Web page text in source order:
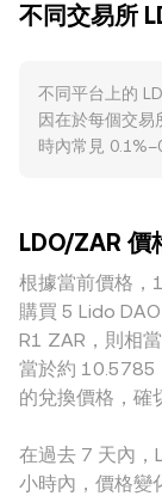
走勢上對比特幣
押的規範討論、
服務提供者的許
度與 LDO 的可
魚流向），都會
的即時波動。
price），常被用
場對整體參考價
以 rate 表示每
LDO Amount ×
（AMM）中，
格近似為 y/x（
算為 ZAR 時，
徑，由各環節的
conversion
不同交易所
不同平台上的
因在於每個交易
時內常見
市場參與者結構
平台上 LDO 主
ZAR；當 USDT
異會傳導到最
套利會對價格
時間、法幣通道
美，因而不同交
LDO/ZAR 價
根據當前價格，
購買 5 Lido
R1 ZAR，則相
當於約 10.5785
的兌換價格，確
在過去 7 天內
小時內，價格變